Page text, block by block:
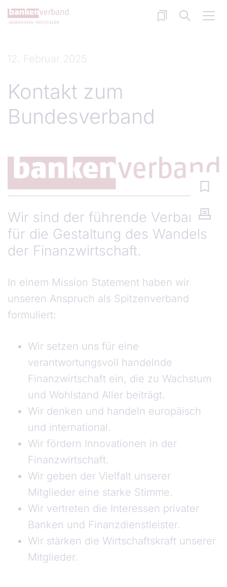
Direkt zum Inhalt
12. Februar 2025
Kontakt zum
Bundesverband
Wir sind der führende Verband
für die Gestaltung des Wandels
der Finanzwirtschaft.
In einem Mission Statement haben wir
unseren Anspruch als Spitzenverband
formuliert:
Wir setzen uns für eine
verantwortungsvoll handelnde
Finanzwirtschaft ein, die zu Wachstum
und Wohlstand Aller beiträgt.
Wir denken und handeln europäisch
und international.
Wir fördern Innovationen in der
Finanzwirtschaft.
Wir geben der Vielfalt unserer
Mitglieder eine starke Stimme.
Wir vertreten die Interessen privater
Banken und Finanzdienstleister.
Wir stärken die Wirtschaftskraft unserer
Mitglieder.